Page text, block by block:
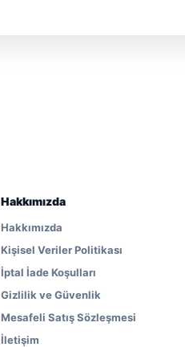
Hakkımızda
Hakkımızda
Kişisel Veriler Politikası
İptal İade Koşulları
Gizlilik ve Güvenlik
Mesafeli Satış Sözleşmesi
İletişim